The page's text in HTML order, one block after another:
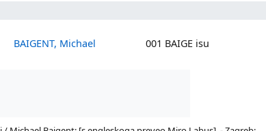
BAIGENT, Michael 001 BAIGE isu